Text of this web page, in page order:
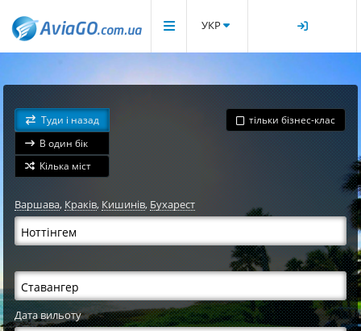
УКР
Туди і назад
В один бік
Кілька міст
тільки бізнес-клас
Варшава, Краків,Кишинів,Бухарест
Дата вильоту